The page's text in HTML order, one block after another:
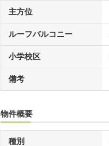
主方位
ルーフバルコニー
小学校区
備考
物件概要
種別